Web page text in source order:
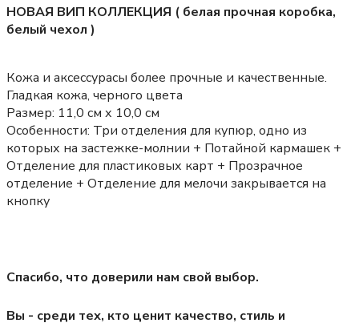
НОВАЯ ВИП КОЛЛЕКЦИЯ ( белая прочная коробка,
белый чехол )
Кожа и аксессурасы более прочные и качественные.
Гладкая кожа, черного цвета
Размер: 11,0 см х 10,0 см
Особенности: Три отделения для купюр, одно из
которых на застежке-молнии + Потайной кармашек +
Отделение для пластиковых карт + Прозрачное
отделение + Отделение для мелочи закрывается на
кнопку
Спасибо, что доверили нам свой выбор.
Вы - среди тех, кто ценит качество, стиль и